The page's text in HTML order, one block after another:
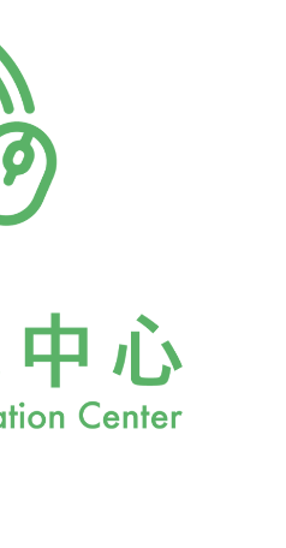
府和幾個單位要執行的
這篇報導，想起幾天
面的人，都會尊敬她為平
向市場化之後，隨著